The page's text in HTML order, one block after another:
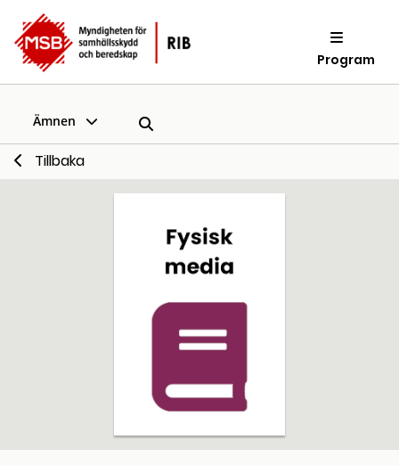
Program
Ämnen
Tillbaka